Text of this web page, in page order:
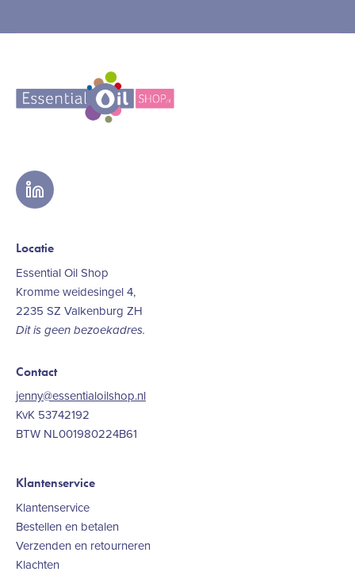
linkedin
Locatie
Essential Oil Shop
Kromme weidesingel 4,
2235 SZ Valkenburg ZH
Dit is geen bezoekadres.
Contact
jenny@essentialoilshop.nl
KvK 53742192
BTW NL001980224B61
Klantenservice
Klantenservice
Bestellen en betalen
Verzenden en retourneren
Klachten